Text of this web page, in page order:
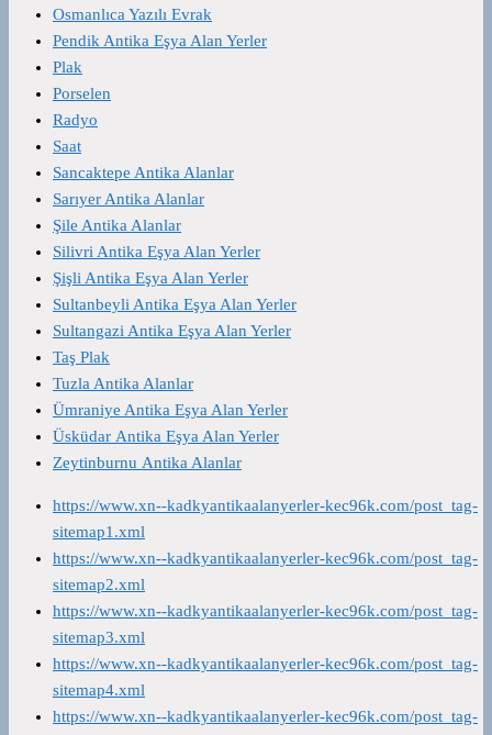
Osmanlıca Yazılı Evrak
Pendik Antika Eşya Alan Yerler
Plak
Porselen
Radyo
Saat
Sancaktepe Antika Alanlar
Sarıyer Antika Alanlar
Şile Antika Alanlar
Silivri Antika Eşya Alan Yerler
Şişli Antika Eşya Alan Yerler
Sultanbeyli Antika Eşya Alan Yerler
Sultangazi Antika Eşya Alan Yerler
Taş Plak
Tuzla Antika Alanlar
Ümraniye Antika Eşya Alan Yerler
Üsküdar Antika Eşya Alan Yerler
Zeytinburnu Antika Alanlar
https://www.xn--kadkyantikaalanyerler-kec96k.com/post_tag-
sitemap1.xml
https://www.xn--kadkyantikaalanyerler-kec96k.com/post_tag-
sitemap2.xml
https://www.xn--kadkyantikaalanyerler-kec96k.com/post_tag-
sitemap3.xml
https://www.xn--kadkyantikaalanyerler-kec96k.com/post_tag-
sitemap4.xml
https://www.xn--kadkyantikaalanyerler-kec96k.com/post_tag-